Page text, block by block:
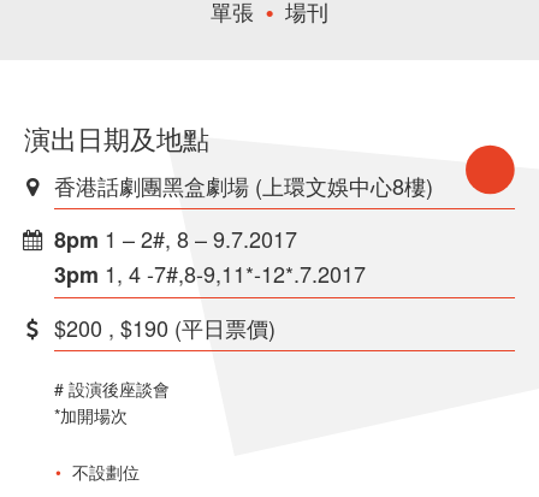
單張
場刊
演出日期及地點
香港話劇團黑盒劇場 (上環文娛中心8樓)
8pm 1 – 2#, 8 – 9.7.2017
3pm 1, 4 -7#,8-9,11*-12*.7.2017
$200 , $190 (平日票價)
# 設演後座談會
*加開場次
不設劃位